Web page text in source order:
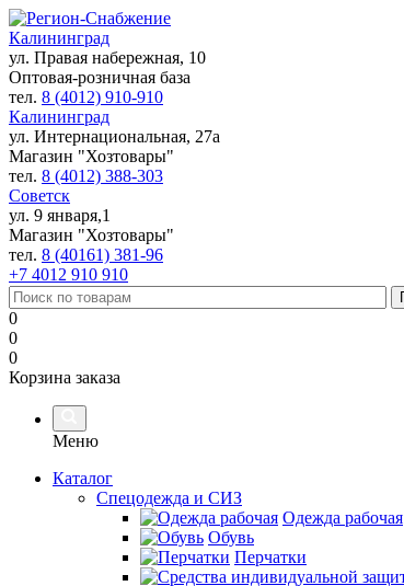
Калининград
ул. Правая набережная, 10
Оптовая-розничная база
тел. 8 (4012) 910-910
Калининград
ул. Интернациональная, 27а
Магазин "Хозтовары"
тел. 8 (4012) 388-303
Советск
ул. 9 января,1
Магазин "Хозтовары"
тел. 8 (40161) 381-96
+7 4012 910 910
0
0
0
Корзина заказа
Меню
Каталог
Спецодежда и СИЗ
Одежда рабочая
Обувь
Перчатки